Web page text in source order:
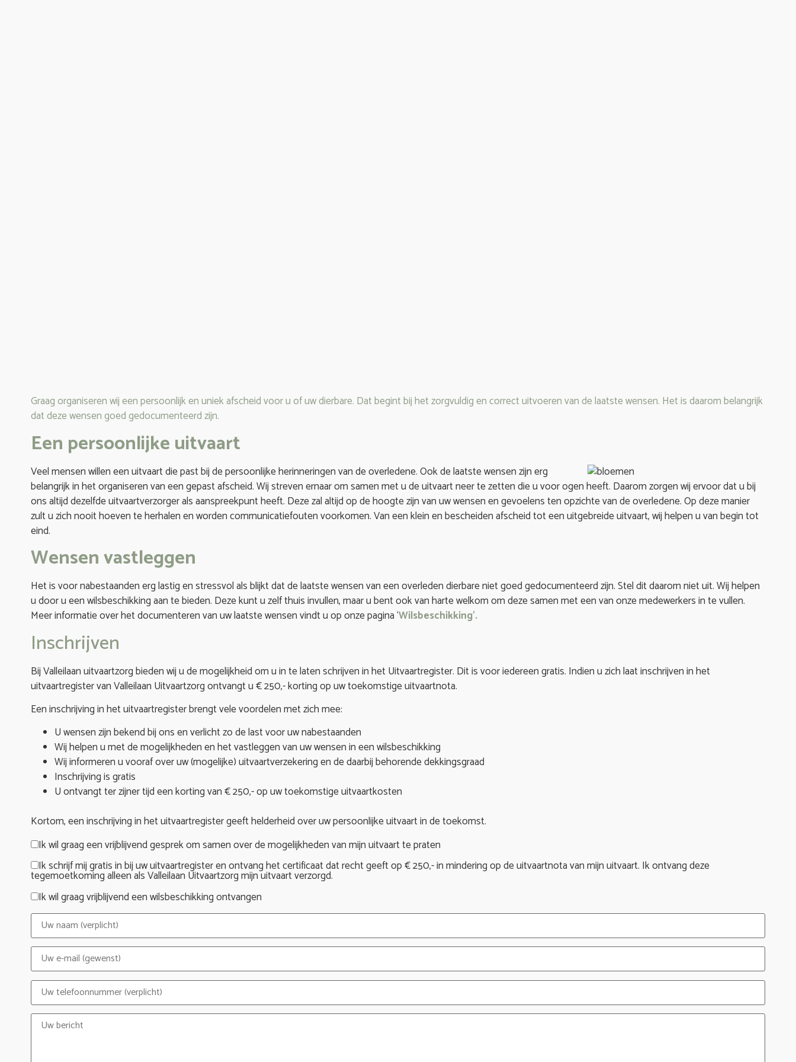
Graag organiseren wij een persoonlijk en uniek afscheid voor u of uw dierbare. Dat begint bij het zorgvuldig en correct uitvoeren van de laatste wensen. Het is daarom belangrijk
dat deze wensen goed gedocumenteerd zijn.
Een persoonlijke uitvaart
Veel mensen willen een uitvaart die past bij de persoonlijke herinneringen van de overledene. Ook de laatste wensen zijn erg
belangrijk in het organiseren van een gepast afscheid. Wij streven ernaar om samen met u de uitvaart neer te zetten die u voor ogen heeft. Daarom zorgen wij ervoor dat u bij
ons altijd dezelfde uitvaartverzorger als aanspreekpunt heeft. Deze zal altijd op de hoogte zijn van uw wensen en gevoelens ten opzichte van de overledene. Op deze manier
zult u zich nooit hoeven te herhalen en worden communicatiefouten voorkomen. Van een klein en bescheiden afscheid tot een uitgebreide uitvaart, wij helpen u van begin tot
eind.
Wensen vastleggen
Het is voor nabestaanden erg lastig en stressvol als blijkt dat de laatste wensen van een overleden dierbare niet goed gedocumenteerd zijn. Stel dit daarom niet uit. Wij helpen
u door u een wilsbeschikking aan te bieden. Deze kunt u zelf thuis invullen, maar u bent ook van harte welkom om deze samen met een van onze medewerkers in te vullen.
Meer informatie over het documenteren van uw laatste wensen vindt u op onze pagina ‘Wilsbeschikking’.
Inschrijven
Bij Valleilaan uitvaartzorg bieden wij u de mogelijkheid om u in te laten schrijven in het Uitvaartregister. Dit is voor iedereen gratis. Indien u zich laat inschrijven in het
uitvaartregister van Valleilaan Uitvaartzorg ontvangt u € 250,- korting op uw toekomstige uitvaartnota.
Een inschrijving in het uitvaartregister brengt vele voordelen met zich mee:
U wensen zijn bekend bij ons en verlicht zo de last voor uw nabestaanden
Wij helpen u met de mogelijkheden en het vastleggen van uw wensen in een wilsbeschikking
Wij informeren u vooraf over uw (mogelijke) uitvaartverzekering en de daarbij behorende dekkingsgraad
Inschrijving is gratis
U ontvangt ter zijner tijd een korting van € 250,- op uw toekomstige uitvaartkosten
Kortom, een inschrijving in het uitvaartregister geeft helderheid over uw persoonlijke uitvaart in de toekomst.
Ik wil graag een vrijblijvend gesprek om samen over de mogelijkheden van mijn uitvaart te praten
Ik schrijf mij gratis in bij uw uitvaartregister en ontvang het certificaat dat recht geeft op € 250,- in mindering op de uitvaartnota van mijn uitvaart. Ik ontvang deze
tegemoetkoming alleen als Valleilaan Uitvaartzorg mijn uitvaart verzorgd.
Ik wil graag vrijblijvend een wilsbeschikking ontvangen